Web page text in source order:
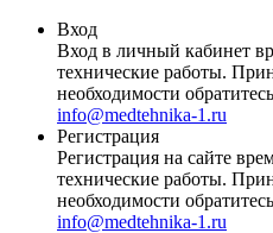
Вход
Вход в личный кабинет
технические работы.
необходимости
info@medtehnika-1.ru
Регистрация
Регистрация на сайте
технические работы.
необходимости
info@medtehnika-1.ru